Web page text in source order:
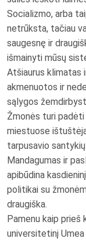
Socializmo, arba
netrūksta, tačiau
saugesnę ir
išmainyti mūsų
Atšiaurus klimatas
akmenuotos ir
sąlygos
Žmonės turi
miestuose
tarpusavio
Mandagumas ir
apibūdina
politikai su
draugiška.
Pamenu kaip prieš
universitetinį